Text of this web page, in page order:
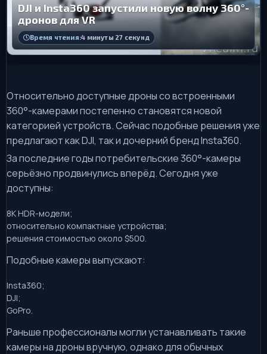
DJI и Insta360 запустили новую волну 360°-
дронов для VR
Время чтения:4 минуты 27 секунд
Относительно доступные дроны со встроенными
360°-камерами постепенно становятся новой
категорией устройств. Сейчас подобные решения уже
предлагают как DJI, так и дочерний бренд Insta360.
За последние годы потребительские 360°-камеры
серьёзно продвинулись вперёд. Сегодня уже
доступны:
8K HDR-модели;
относительно компактные устройства;
решения стоимостью около $500.
Подобные камеры выпускают:
Insta360;
DJI;
GoPro.
Раньше профессионалы могли устанавливать такие
камеры на дроны вручную, однако для обычных